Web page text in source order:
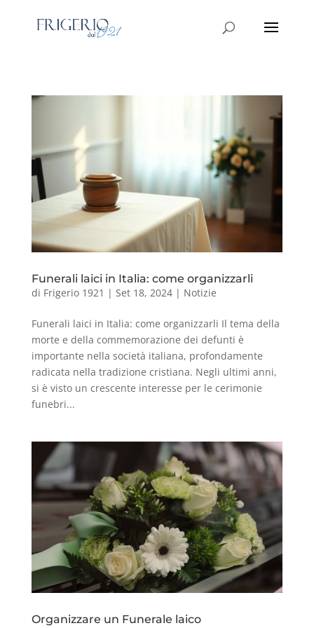
Funerali laici in Italia: come organizzarli
di Frigerio 1921 | Set 18, 2024| Notizie
Funerali laici in Italia: come organizzarli Il tema della
morte e della commemorazione dei defunti è
importante nella società italiana, profondamente
radicata nella tradizione cristiana. Negli ultimi anni,
si è visto un crescente interesse per le cerimonie
funebri...
Organizzare un Funerale laico